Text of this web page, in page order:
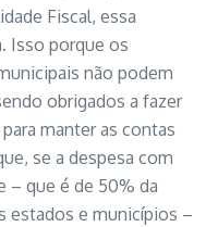
Fiscal, essa
Isso porque os
não podem
obrigados a fazer
manter as contas
se a despesa com
– que é de 50% da
estados e municípios –